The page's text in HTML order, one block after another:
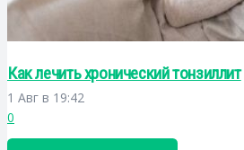
Как лечить хронический тонзиллит
1 Авг в 19:42
0